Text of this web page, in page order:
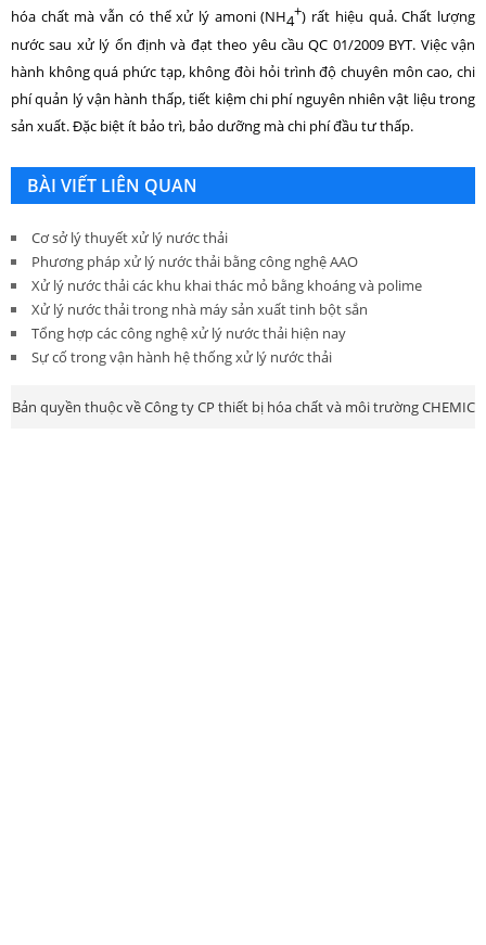
hóa chất mà vẫn có thể xử lý amoni (NH4+) rất hiệu quả. Chất lượng
nước sau xử lý ổn định và đạt theo yêu cầu QC 01/2009 BYT. Việc vận
hành không quá phức tạp, không đòi hỏi trình độ chuyên môn cao, chi
phí quản lý vận hành thấp, tiết kiệm chi phí nguyên nhiên vật liệu trong
sản xuất. Đặc biệt ít bảo trì, bảo dưỡng mà chi phí đầu tư thấp.
BÀI VIẾT LIÊN QUAN
Cơ sở lý thuyết xử lý nước thải
Phương pháp xử lý nước thải bằng công nghệ AAO
Xử lý nước thải các khu khai thác mỏ bằng khoáng và polime
Xử lý nước thải trong nhà máy sản xuất tinh bột sắn
Tổng hợp các công nghệ xử lý nước thải hiện nay
Sự cố trong vận hành hệ thống xử lý nước thải
Bản quyền thuộc về Công ty CP thiết bị hóa chất và môi trường CHEMIC